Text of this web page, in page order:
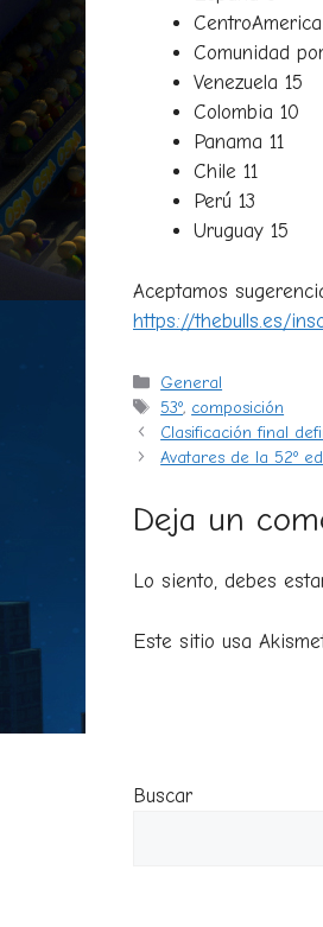
Comunidad
Venezuela 15
Colombia 10
Panama 11
Chile 11
Perú 13
Uruguay 15
Aceptamos
https://thebulls.es/
Categorías
General
Etiquetas
53º, composición
Clasificación final
Avatares de la 52º
Deja un
Lo siento, debes
Este sitio usa
Buscar